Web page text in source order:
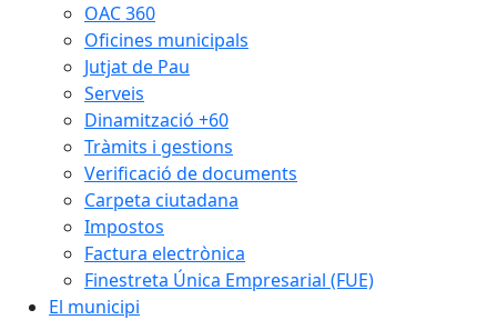
OAC 360
Oficines municipals
Jutjat de Pau
Serveis
Dinamització +60
Tràmits i gestions
Verificació de documents
Carpeta ciutadana
Impostos
Factura electrònica
Finestreta Única Empresarial (FUE)
El municipi